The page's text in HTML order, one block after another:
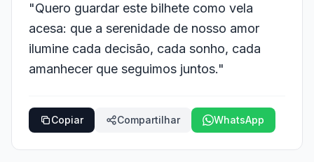
"Quero guardar este bilhete como vela
acesa: que a serenidade de nosso amor
ilumine cada decisão, cada sonho, cada
amanhecer que seguimos juntos."
Copiar Compartilhar WhatsApp